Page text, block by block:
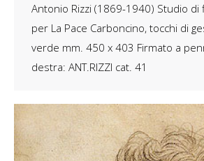
Antonio Rizzi (1869-1940) Studio di
per La Pace Carboncino, tocchi di
verde mm. 450 x 403 Firmato a
destra: ANT.RIZZI cat. 41